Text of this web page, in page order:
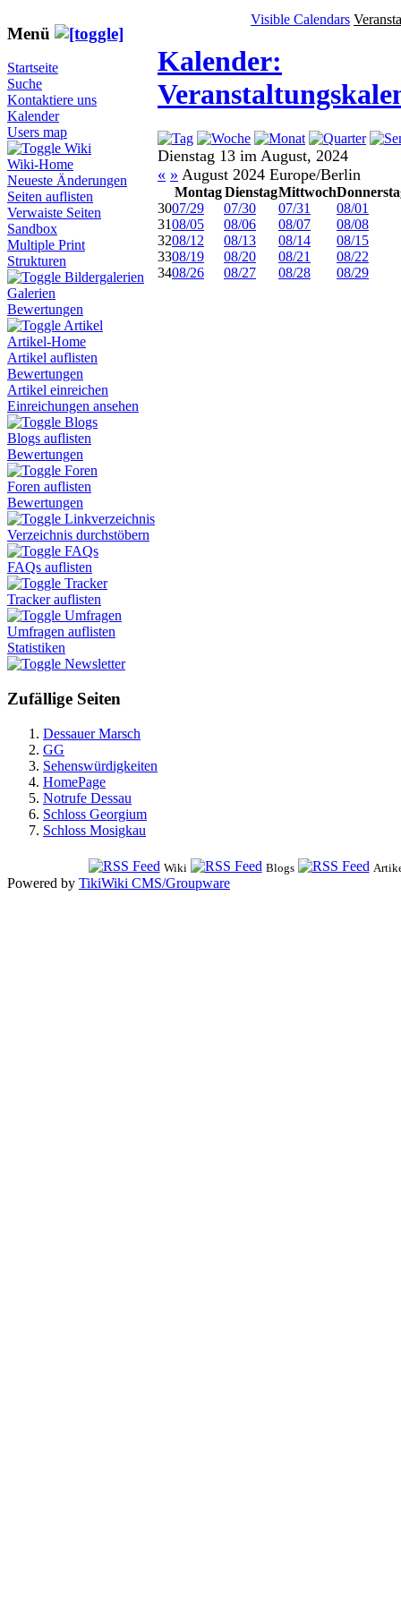
Menü
Startseite
Suche
Kontaktiere uns
Kalender
Users map
Wiki
Wiki-Home
Neueste Änderungen
Seiten auflisten
Verwaiste Seiten
Sandbox
Multiple Print
Strukturen
Bildergalerien
Galerien
Bewertungen
Artikel
Artikel-Home
Artikel auflisten
Bewertungen
Artikel einreichen
Einreichungen ansehen
Blogs
Blogs auflisten
Bewertungen
Foren
Foren auflisten
Bewertungen
Linkverzeichnis
Verzeichnis durchstöbern
FAQs
FAQs auflisten
Tracker
Tracker auflisten
Umfragen
Umfragen auflisten
Statistiken
Newsletter
Zufällige Seiten
Dessauer Marsch
GG
Sehenswürdigkeiten
HomePage
Notrufe Dessau
Schloss Georgium
Schloss Mosigkau
Visible Calendars
Kalender:
Dienstag 13 im August, 2024
« » August 2024 Europe/Berlin
Montag DienstagMittwoch
3007/29 07/30 07/31
08/01
3108/05 08/06 08/07
08/08
3208/12 08/13 08/14
08/15
3308/19 08/20 08/21
08/22
3408/26 08/27 08/28 08/29
Wiki Blogs
Powered by TikiWiki CMS/Groupware